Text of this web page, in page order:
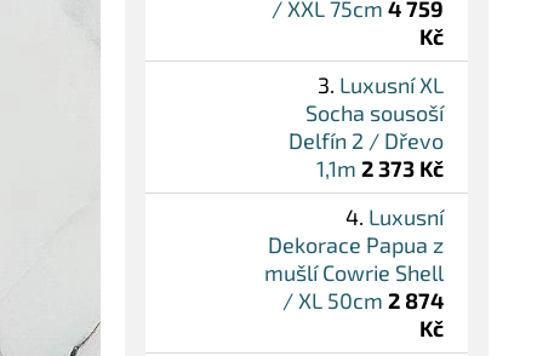
/ XXL 75cm 4 759
Kč
Luxusní XL
Socha sousoší
Delfín 2 / Dřevo
1,1m 2 373 Kč
Luxusní
Dekorace Papua z
mušlí Cowrie Shell
/ XL 50cm 2 874
Kč